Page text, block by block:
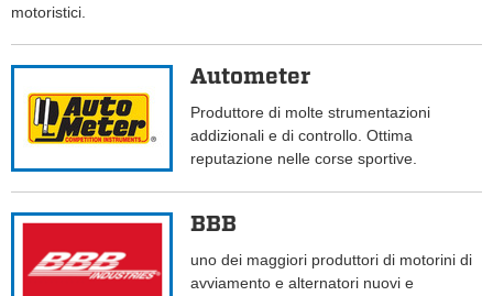
motoristici.
Autometer
Produttore di molte strumentazioni
addizionali e di controllo. Ottima
reputazione nelle corse sportive.
BBB
uno dei maggiori produttori di motorini di
avviamento e alternatori nuovi e